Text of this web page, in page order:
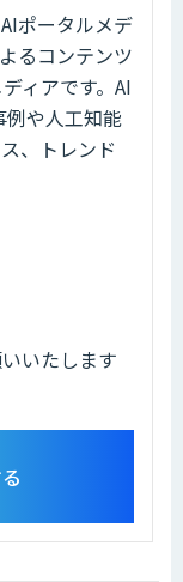
ポータルメデ
るコンテンツ
ィアです。AI
例や人工知能
、トレンド
いたします